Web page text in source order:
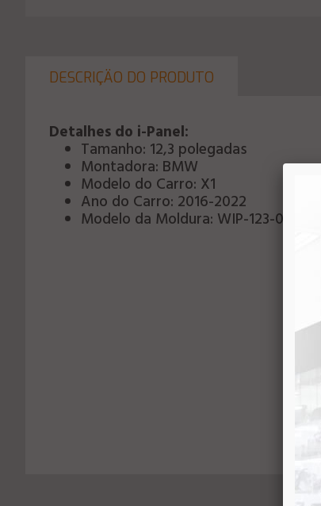
DESCRIÇÄO DO PRODUTO
Detalhes do i-Panel:
Tamanho: 12,3 polegadas
Montadora: BMW
Modelo do Carro: X1
Ano do Carro: 2016-2022
Modelo da Moldura: WIP-123-0010